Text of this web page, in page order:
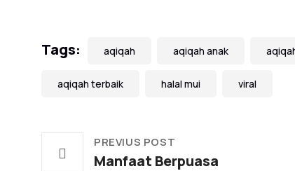
Tags: aqiqah aqiqah anak
aqiqah terbaik halal mui viral
PREVIUS POST
Manfaat Berpuasa